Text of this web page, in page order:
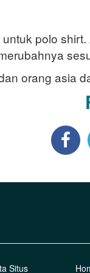
polo
orang asia
Situs